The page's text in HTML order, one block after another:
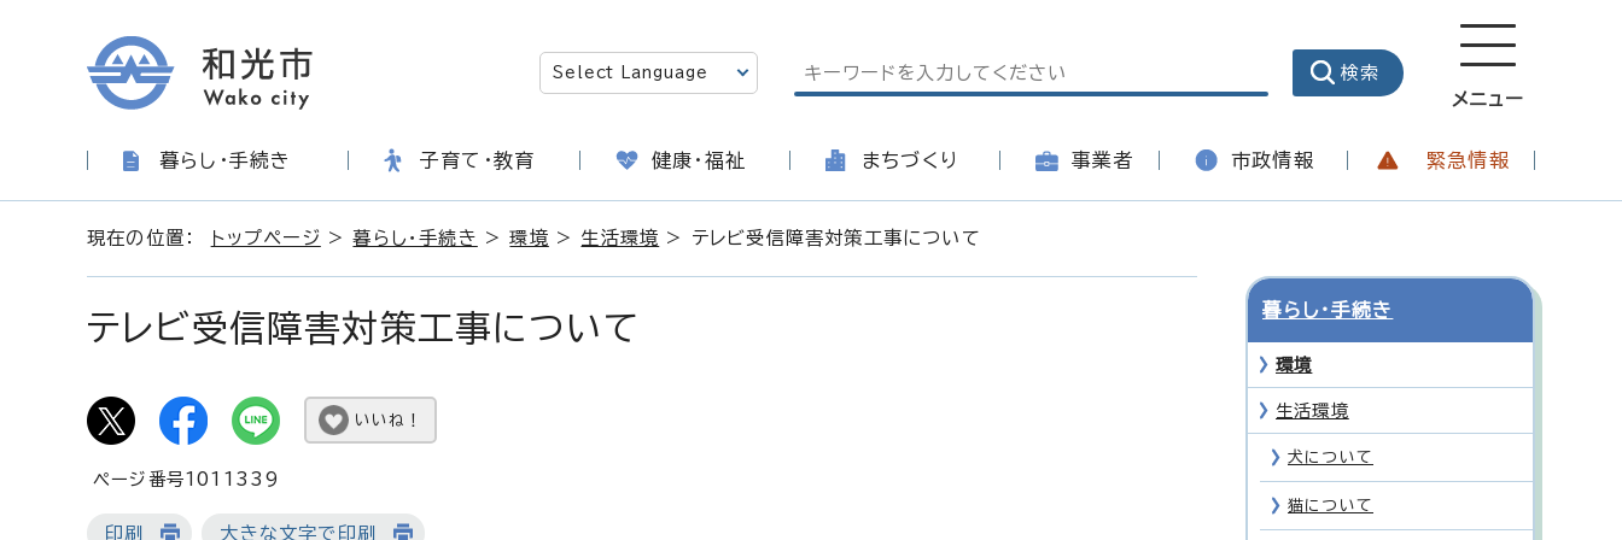
メニュー
暮らし・手続き 子育て・教育 健康・福祉 まちづくり 事業者 市政情報 緊急情報
現在の位置： トップページ >暮らし・手続き >環境 > 生活環境 > テレビ受信障害対策工事について
テレビ受信障害対策工事について
いいね！
ページ番号1011339
印刷 大きな文字で印刷
暮らし・手続き
環境
生活環境
犬について
猫について